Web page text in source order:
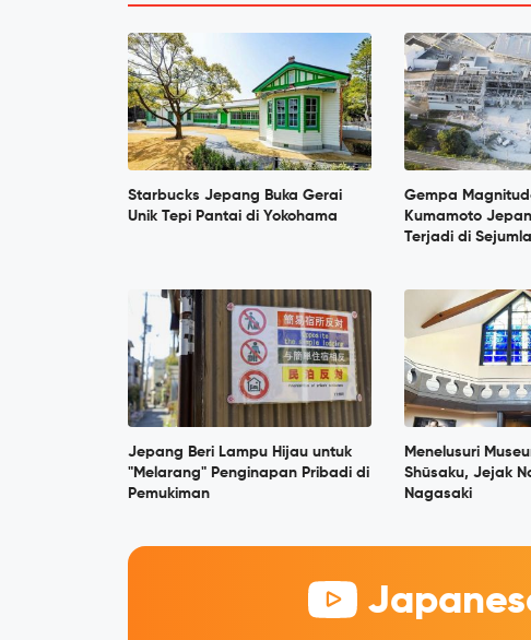
Starbucks Jepang Buka Gerai
Unik Tepi Pantai di Yokohama
Gempa
Kumamoto
Terjadi di
Jepang Beri Lampu Hijau untuk
"Melarang" Penginapan Pribadi di
Pemukiman
Menelusuri
Shūsaku, Jejak
Nagasaki